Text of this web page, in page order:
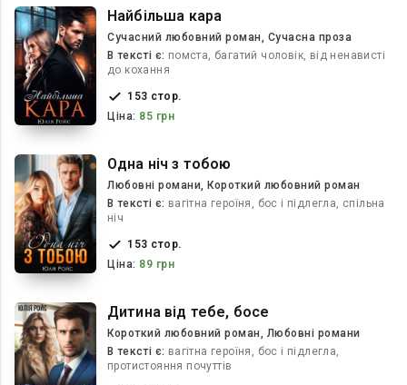
Найбільша кара
Сучасний любовний роман, Сучасна проза
В текcті є: помста, багатий чоловік, від ненависті
до кохання
153 стор.
Ціна: 85 грн
Одна ніч з тобою
Любовні романи, Короткий любовний роман
В текcті є: вагітна героїня, бос і підлегла, спільна
ніч
153 стор.
Ціна: 89 грн
Дитина від тебе, босе
Короткий любовний роман, Любовні романи
В текcті є: вагітна героїня, бос і підлегла,
протистояння почуттів